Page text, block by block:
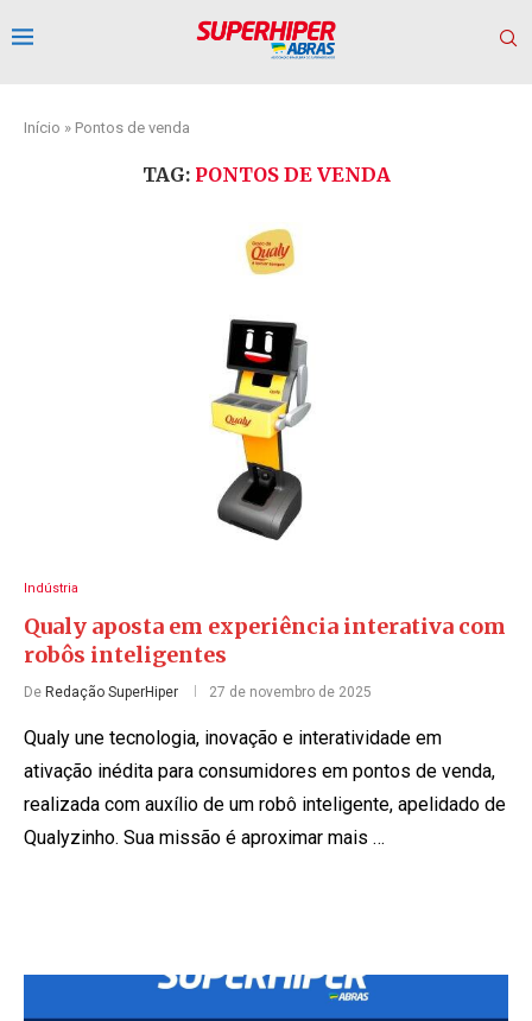
Início » Pontos de venda
TAG: PONTOS DE VENDA
Indústria
Qualy aposta em experiência interativa com
robôs inteligentes
De Redação SuperHiper 27 de novembro de 2025
Qualy une tecnologia, inovação e interatividade em
ativação inédita para consumidores em pontos de venda,
realizada com auxílio de um robô inteligente, apelidado de
Qualyzinho. Sua missão é aproximar mais …